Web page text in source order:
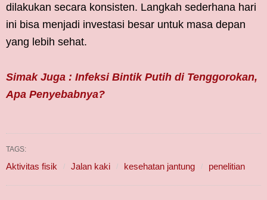
dilakukan secara konsisten. Langkah sederhana hari
ini bisa menjadi investasi besar untuk masa depan
yang lebih sehat.
Simak Juga : Infeksi Bintik Putih di Tenggorokan,
Apa Penyebabnya?
TAGS:
Aktivitas fisik Jalan kaki kesehatan jantung penelitian